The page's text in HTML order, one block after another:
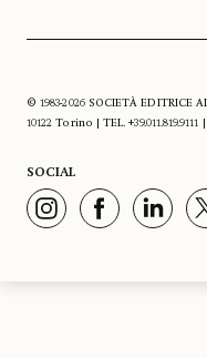
© 1983-2026 SOCIETÀ EDITRICE
10122 Torino | TEL. +39.011.819.9111 |
SOCIAL